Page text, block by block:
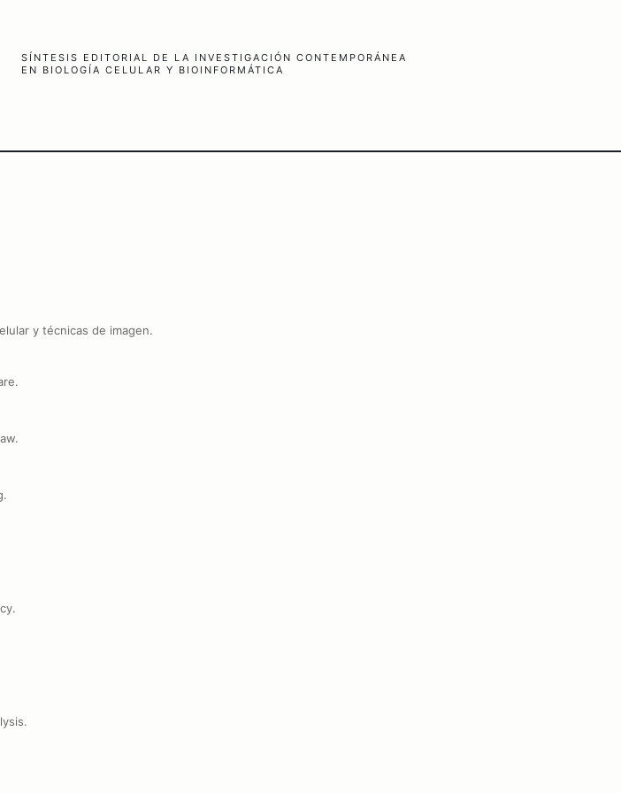
SÍNTESIS EDITORIAL DE LA INVESTIGACIÓN CONTEMPORÁNEA
EN BIOLOGÍA CELULAR Y BIOINFORMÁTICA
y técnicas de imagen.